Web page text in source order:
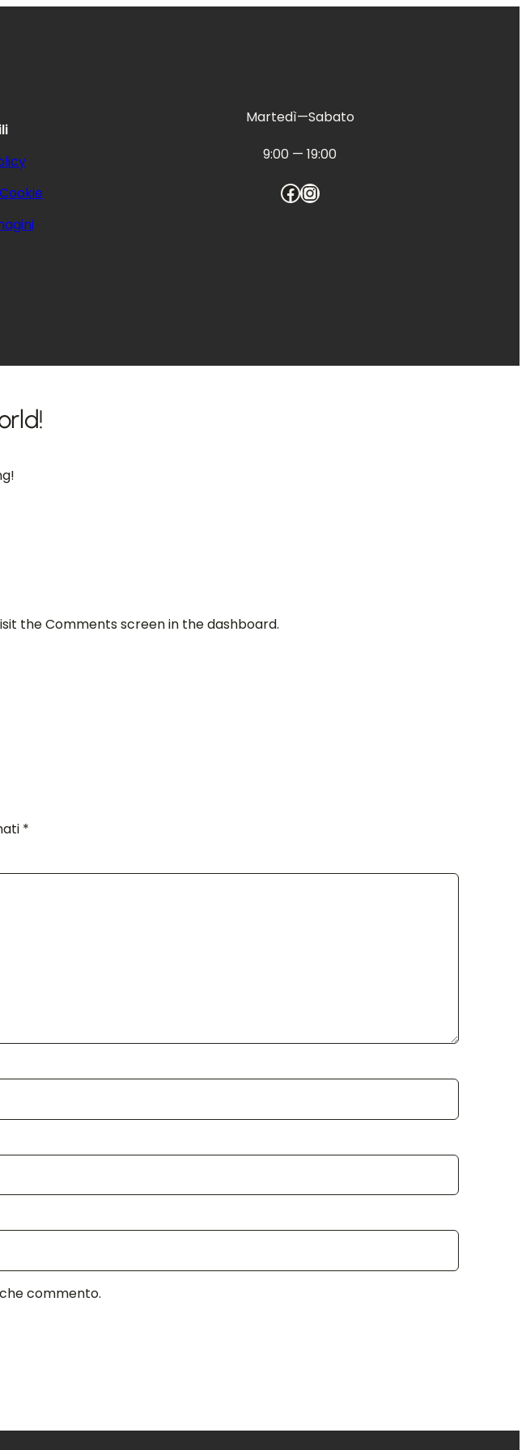
Martedì—Sabato
9:00 — 19:00
Facebook Instagram
the Comments screen in the dashboard.
*
commento.